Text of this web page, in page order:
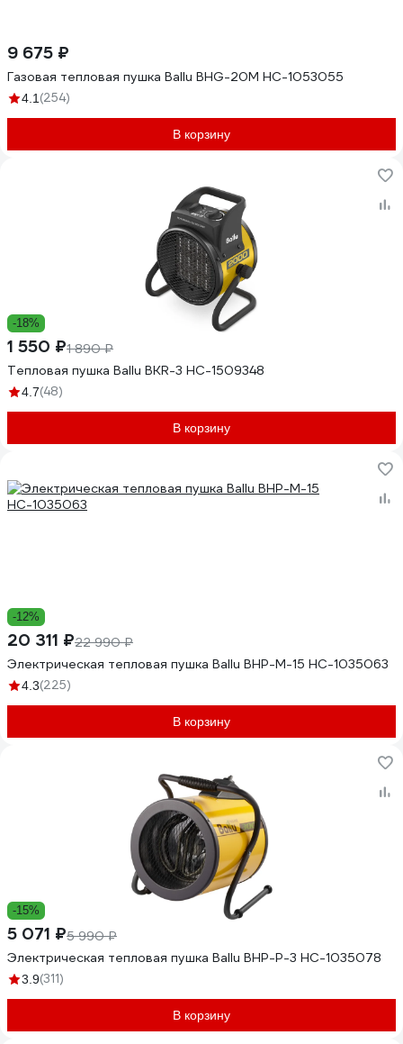
9 675 ₽
Газовая тепловая пушка Ballu BHG-20M НС-1053055
4.1 (254)
В корзину
-18%
1 550 ₽1 890 ₽
Тепловая пушка Ballu BKR-3 НС-1509348
4.7(48)
В корзину
-12%
20 311 ₽22 990 ₽
Электрическая тепловая пушка Ballu BHP-M-15 НС-1035063
4.3(225)
В корзину
-15%
5 071 ₽5 990 ₽
Электрическая тепловая пушка Ballu BHP-P-3 НС-1035078
3.9(311)
В корзину